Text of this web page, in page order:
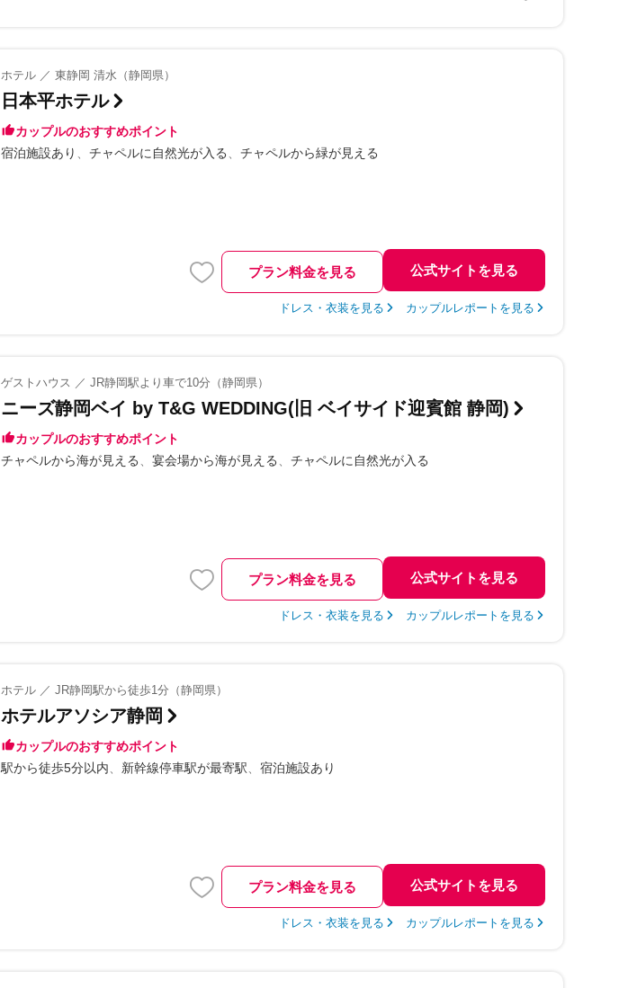
ホテル ／ 東静岡 清水（静岡県）
日本平ホテル
カップルのおすすめポイント
宿泊施設あり
チャペルに自然光が入る チャペルから緑が見える
プラン料金を見る 公式サイトを見る
ドレス・衣装を見る カップルレポートを見る
ゲストハウス ／ JR静岡駅より車で10分（静岡県）
ニーズ静岡ベイ by T&G WEDDING(旧 ベイサイド迎賓館 静岡)
カップルのおすすめポイント
チャペルから海が見える
宴会場から海が見える チャペルに自然光が入る
プラン料金を見る 公式サイトを見る
ドレス・衣装を見る カップルレポートを見る
ホテル ／ JR静岡駅から徒歩1分（静岡県）
ホテルアソシア静岡
カップルのおすすめポイント
駅から徒歩5分以内
新幹線停車駅が最寄駅 宿泊施設あり
プラン料金を見る 公式サイトを見る
ドレス・衣装を見る カップルレポートを見る